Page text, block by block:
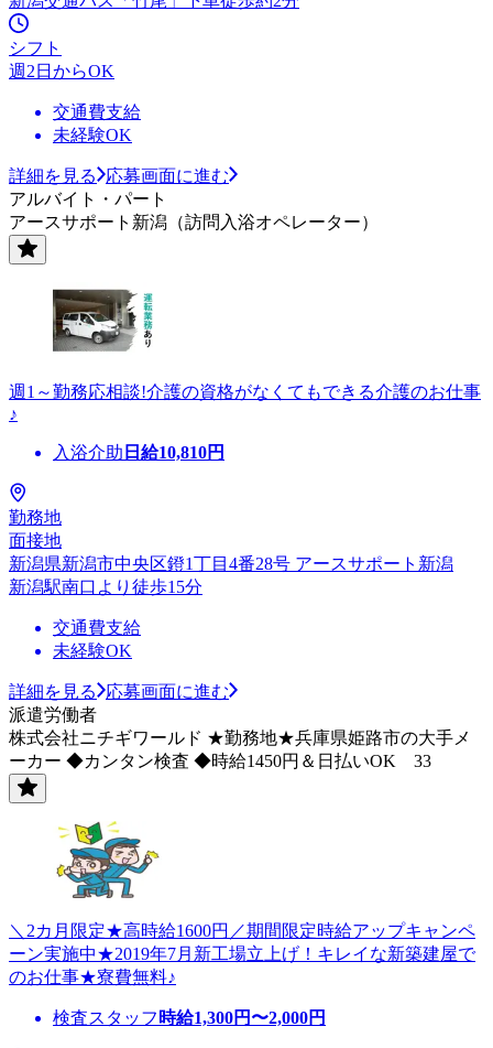
シフト
週2日からOK
交通費支給
未経験OK
詳細を見る
応募画面に進む
アルバイト・パート
アースサポート新潟（訪問入浴オペレーター）
週1～勤務応相談!介護の資格がなくてもできる介護のお仕事
♪
入浴介助 日給10,810円
勤務地
面接地
新潟県新潟市中央区鐙1丁目4番28号 アースサポート新潟
新潟駅南口より徒歩15分
交通費支給
未経験OK
詳細を見る
応募画面に進む
派遣労働者
株式会社ニチギワールド ★勤務地★兵庫県姫路市の大手メ
ーカー ◆カンタン検査 ◆時給1450円＆日払いOK 33
＼2カ月限定★高時給1600円／期間限定時給アップキャンペ
ーン実施中★2019年7月新工場立上げ！キレイな新築建屋で
のお仕事★寮費無料♪
検査スタッフ 時給1,300円〜2,000円